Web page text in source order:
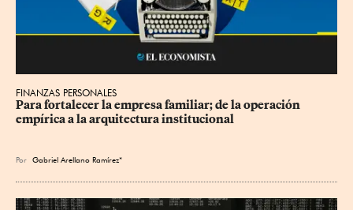
FINANZAS PERSONALES
Para fortalecer la empresa familiar; de la operación
empírica a la arquitectura institucional
Por Gabriel Arellano Ramírez*